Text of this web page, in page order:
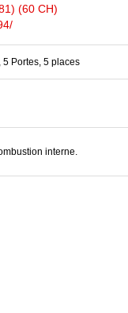
(60 CH)
5 Portes, 5 places
interne.